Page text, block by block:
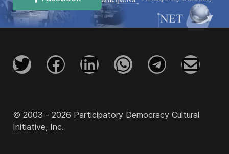
© 2003 - 2026 Participatory Democracy Cultural
Initiative, Inc.